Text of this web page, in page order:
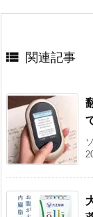
 関連記事